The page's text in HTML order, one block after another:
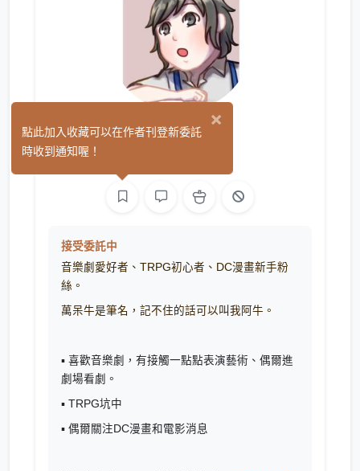
萬呆牛
接受委託中
音樂劇愛好者、TRPG初心者、DC漫畫新手粉
絲。
萬呆牛是筆名，記不住的話可以叫我阿牛。
▪︎ 喜歡音樂劇，有接觸一點點表演藝術、偶爾進
劇場看劇。
▪︎ TRPG坑中
▪︎ 偶爾關注DC漫畫和電影消息
×
點此加入收藏可以在作者刊登新委託
時收到通知喔！